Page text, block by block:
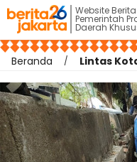
Website
Pemerintah
Daerah
Beranda Lintas